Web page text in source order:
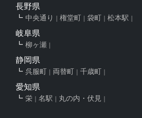
長野県
中央通り 権堂町 袋町 松本駅
岐阜県
柳ヶ瀬
静岡県
呉服町 両替町 千歳町
愛知県
栄 名駅 丸の内・伏見